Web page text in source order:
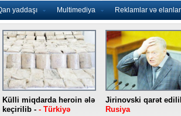
yaddaşı Multimediya Reklamlar və elanlar
Külli miqdarda heroin ələ
keçirilib - - Türkiyə
Jirinovski qarət
Rusiya